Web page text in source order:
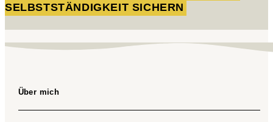
SELBSTSTÄNDIGKEIT SICHERN
Über mich